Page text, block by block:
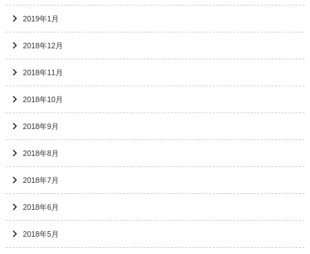
2019年1月
2018年12月
2018年11月
2018年10月
2018年9月
2018年8月
2018年7月
2018年6月
2018年5月